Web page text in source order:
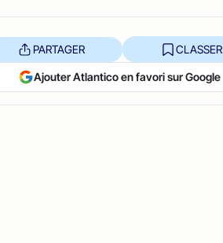
PARTAGER CLASSER
Ajouter Atlantico en favori sur Google